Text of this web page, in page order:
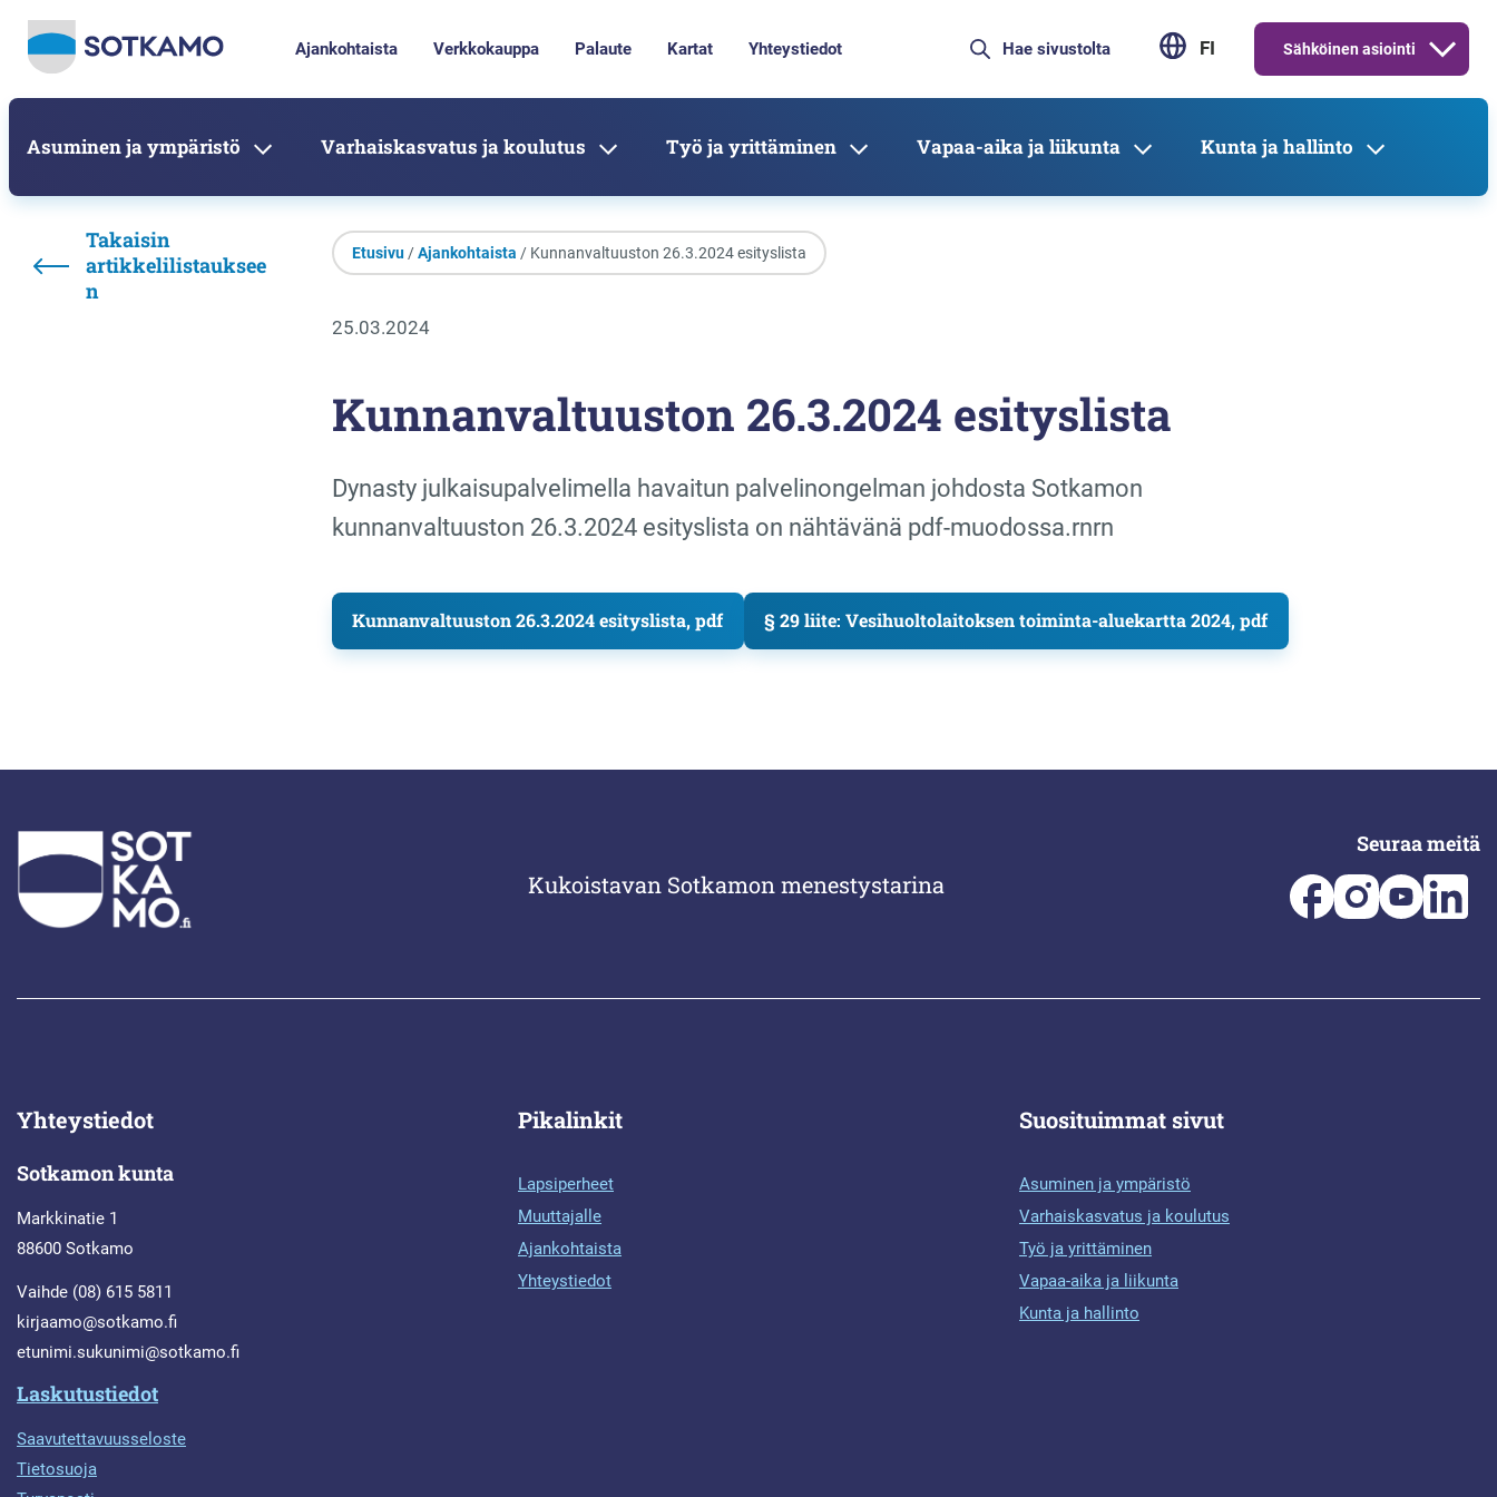
Ajankohtaista Verkkokauppa Palaute Kartat Yhteystiedot FI Sähköinen asiointi
Asuminen ja ympäristö Varhaiskasvatus ja koulutus Työ ja yrittäminen Vapaa-aika ja liikunta Kunta ja hallinto
Takaisin
artikkelilistauksee
n
Etusivu/Ajankohtaista / Kunnanvaltuuston 26.3.2024 esityslista
25.03.2024
Kunnanvaltuuston 26.3.2024 esityslista
Dynasty julkaisupalvelimella havaitun palvelinongelman johdosta Sotkamon
kunnanvaltuuston 26.3.2024 esityslista on nähtävänä pdf-muodossa.rnrn
Kunnanvaltuuston 26.3.2024 esityslista, pdf § 29 liite: Vesihuoltolaitoksen toiminta-aluekartta 2024, pdf
Kukoistavan Sotkamon menestystarina
Seuraa meitä
Yhteystiedot
Sotkamon kunta
Markkinatie 1
88600 Sotkamo
Vaihde (08) 615 5811
kirjaamo@sotkamo.fi
etunimi.sukunimi@sotkamo.fi
Laskutustiedot
Saavutettavuusseloste
Tietosuoja
Pikalinkit
Lapsiperheet
Muuttajalle
Ajankohtaista
Yhteystiedot
Suosituimmat sivut
Asuminen ja ympäristö
Varhaiskasvatus ja koulutus
Työ ja yrittäminen
Vapaa-aika ja liikunta
Kunta ja hallinto